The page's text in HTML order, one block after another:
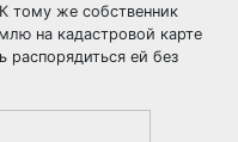
тому же собственник
на кадастровой карте
ей без